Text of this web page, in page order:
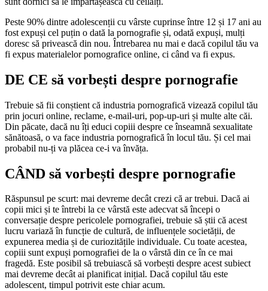
Peste 90% dintre adolescenții cu vârste cuprinse între 12 și 17 ani au
fost expuși cel puțin o dată la pornografie și, odată expuși, mulți
doresc să privească din nou. Întrebarea nu mai e dacă copilul tău va
fi expus materialelor pornografice online, ci când va fi expus.
DE CE să vorbești despre pornografie
Trebuie să fii conștient că industria pornografică vizează copilul tău
prin jocuri online, reclame, e-mail-uri, pop-up-uri și multe alte căi.
Din păcate, dacă nu îți educi copiii despre ce înseamnă sexualitate
sănătoasă, o va face industria pornografică în locul tău. Și cel mai
probabil nu-ți va plăcea ce-i va învăța.
CÂND să vorbești despre pornografie
Răspunsul pe scurt: mai devreme decât crezi că ar trebui. Dacă ai
copii mici și te întrebi la ce vârstă este adecvat să începi o
conversație despre pericolele pornografiei, trebuie să știi că acest
lucru variază în funcție de cultură, de influențele societății, de
expunerea media și de curiozitățile individuale. Cu toate acestea,
copiii sunt expuși pornografiei de la o vârstă din ce în ce mai
fragedă. Este posibil să trebuiască să vorbești despre acest subiect
mai devreme decât ai planificat inițial. Dacă copilul tău este
adolescent, timpul potrivit este chiar acum.